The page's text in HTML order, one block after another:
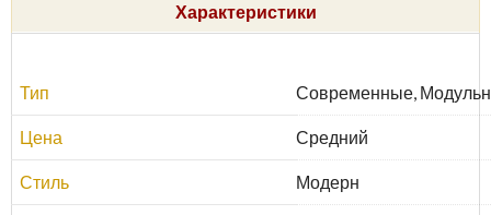
Характеристики
Тип Современные,
Цена Средний
Стиль Модерн